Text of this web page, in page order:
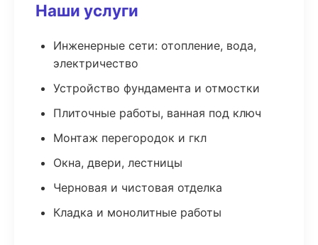
Наши услуги
Инженерные сети: отопление, вода,
электричество
Устройство фундамента и отмостки
Плиточные работы, ванная под ключ
Монтаж перегородок и гкл
Окна, двери, лестницы
Черновая и чистовая отделка
Кладка и монолитные работы